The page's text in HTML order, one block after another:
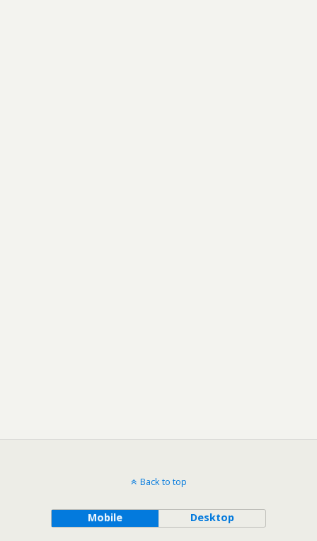
Back to top
Mobile Desktop